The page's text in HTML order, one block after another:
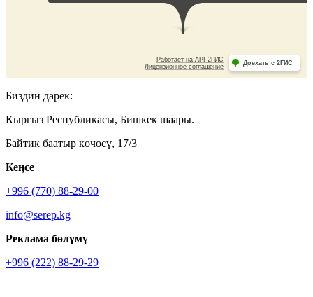
Биздин дарек:
Кыргыз Республикасы, Бишкек шаары.
Байтик баатыр көчөсү, 17/3
Кеӊсе
+996 (770) 88-29-00
info@serep.kg
Реклама бөлүмү
+996 (222) 88-29-29